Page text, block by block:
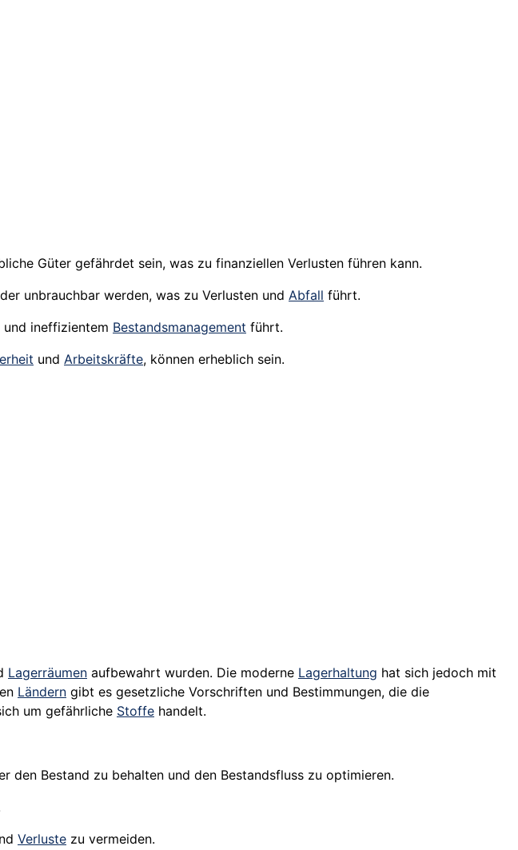
Güter gefährdet sein, was zu finanziellen Verlusten führen kann.
unbrauchbar werden, was zu Verlusten und Abfall führt.
und ineffizientem Bestandsmanagement führt.
und Arbeitskräfte, können erheblich sein.
Lagerräumen aufbewahrt wurden. Die moderne Lagerhaltung hat sich jedoch mit
Ländern gibt es gesetzliche Vorschriften und Bestimmungen, die die
um gefährliche Stoffe handelt.
den Bestand zu behalten und den Bestandsfluss zu optimieren.
Verluste zu vermeiden.